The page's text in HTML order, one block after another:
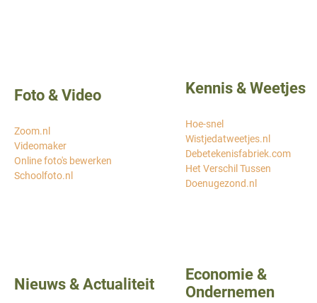
Foto & Video
Zoom.nl
Videomaker
Online foto's bewerken
Schoolfoto.nl
Kennis & Weetjes
Hoe-snel
Wistjedatweetjes.nl
Debetekenisfabriek.com
Het Verschil Tussen
Doenugezond.nl
Nieuws & Actualiteit
Economie &
Ondernemen